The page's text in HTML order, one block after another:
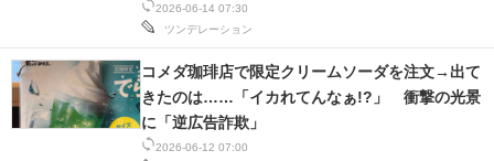
2026-06-14 07:30
ツンデレーション
欺すぎて草」
2026-06-12 07:00
コメダ珈琲店で限定クリームソーダを注文→出て
きたのは……「イカれてんなぁ!?」 衝撃の光景
に「逆広告詐欺」